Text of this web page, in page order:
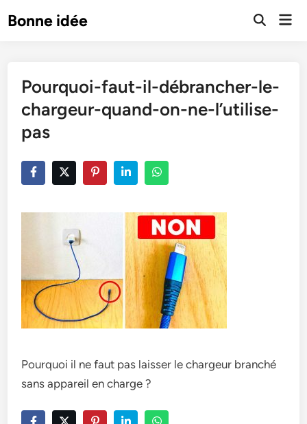
toBonne idée
Open
Pourquoi-faut-il-débrancher-le-
chargeur-quand-on-ne-l’utilise-
pas
Pourquoi il ne faut pas laisser le chargeur branché
sans appareil en charge ?